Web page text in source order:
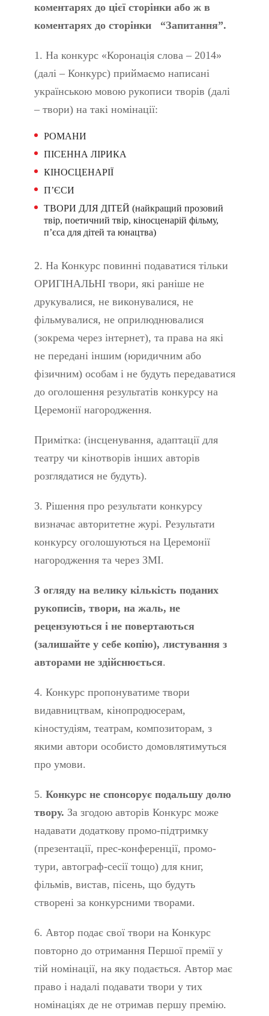
коментарях до цієї сторінки або ж в
коментарях до сторінки “Запитання”.
1. На конкурс «Коронація слова – 2014»
(далі – Конкурс) приймаємо написані
українською мовою рукописи творів (далі
– твори) на такі номінації:
РОМАНИ
ПІСЕННА ЛІРИКА
КІНОСЦЕНАРІЇ
П’ЄСИ
ТВОРИ ДЛЯ ДІТЕЙ (найкращий прозовий
твір, поетичний твір, кіносценарій фільму,
п’єса для дітей та юнацтва)
2. На Конкурс повинні подаватися тільки
ОРИГІНАЛЬНІ твори, які раніше не
друкувалися, не виконувалися, не
фільмувалися, не оприлюднювалися
(зокрема через інтернет), та права на які
не передані іншим (юридичним або
фізичним) особам і не будуть передаватися
до оголошення результатів конкурсу на
Церемонії нагородження.
Примітка: (інсценування, адаптації для
театру чи кінотворів інших авторів
розглядатися не будуть).
3. Рішення про результати конкурсу
визначає авторитетне журі. Результати
конкурсу оголошуються на Церемонії
нагородження та через ЗМІ.
З огляду на велику кількість поданих
рукописів, твори, на жаль, не
рецензуються і не повертаються
(залишайте у себе копію), листування з
авторами не здійснюється.
4. Конкурс пропонуватиме твори
видавництвам, кінопродюсерам,
кіностудіям, театрам, композиторам, з
якими автори особисто домовлятимуться
про умови.
5. Конкурс не спонсорує подальшу долю
твору. За згодою авторів Конкурс може
надавати додаткову промо-підтримку
(презентації, прес-конференції, промо-
тури, автограф-сесії тощо) для книг,
фільмів, вистав, пісень, що будуть
створені за конкурсними творами.
6. Автор подає свої твори на Конкурс
повторно до отримання Першої премії у
тій номінації, на яку подається. Автор має
право і надалі подавати твори у тих
номінаціях де не отримав першу премію.